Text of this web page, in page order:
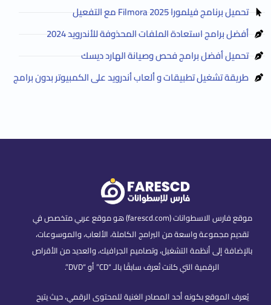
تحميل برنامج فيلمورا Filmora 2025 مع التفعيل
أفضل برامج استعادة الملفات المحذوفة للأندرويد 2024
تحميل أفضل برامج فحص وصيانة الهارد ديسك
طريقة تشغيل تطبيقات و ألعاب أندرويد على الكمبيوتر بدون برامج
موقع فارس الاسطوانات (farescd.com) هو موقع عربي متخصص في
تقديم مجموعة واسعة من البرامج الكاملة، الألعاب، والموسوعات،
بالإضافة إلى أنظمة التشغيل، وتصاميم الجرافيك، والعديد من الأقراص
الرقمية التي كانت تُعرف سابقًا بالـ “CD” أو “DVD”.
يُعرف الموقع بكونه أحد المصادر الغنية للمحتوى الرقمي، حيث يتيح